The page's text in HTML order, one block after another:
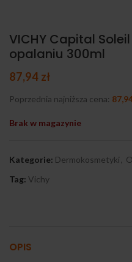
VICHY Capital
opalaniu 300ml
87,94 zł
Poprzednia najniższa cena:
Brak w magazynie
Kategorie: Dermokosmetyki
Tag: Vichy
OPIS